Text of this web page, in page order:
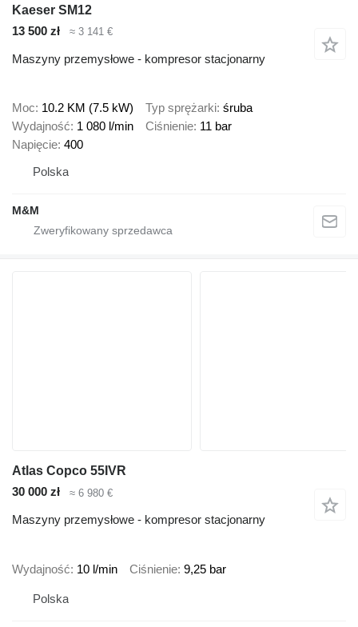
Kaeser SM12
13 500 zł
≈ 3 141 €
Maszyny przemysłowe - kompresor stacjonarny
Moc 10.2 KM (7.5 kW) Typ sprężarki śruba
Wydajność 1 080 l/min Ciśnienie 11 bar
Napięcie 400
Polska
M&M
Atlas Copco 55IVR
30 000 zł
≈ 6 980 €
Maszyny przemysłowe - kompresor stacjonarny
Wydajność 10 l/min Ciśnienie 9,25 bar
Polska